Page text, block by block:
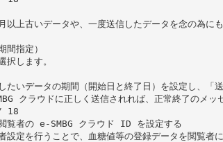
以上古いデータや、一度送信したデータを念の為に
間指定）
択します。
たいデータの期間（開始日と終了日）を設定し、「
クラウドに正しく送信されれば、正常終了のメッ
18
覧者の e-SMBG クラウド ID を設定する
設定を行うことで、血糖値等の登録データを閲覧者